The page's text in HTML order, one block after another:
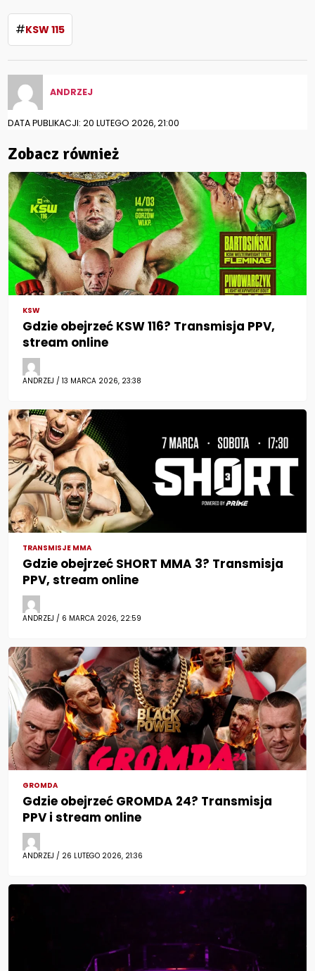
#KSW 115
ANDRZEJ
DATA PUBLIKACJI: 20 LUTEGO 2026, 21:00
Zobacz również
KSW
Gdzie obejrzeć KSW 116? Transmisja PPV,
stream online
ANDRZEJ / 13 MARCA 2026, 23:38
TRANSMISJE MMA
Gdzie obejrzeć SHORT MMA 3? Transmisja
PPV, stream online
ANDRZEJ / 6 MARCA 2026, 22:59
GROMDA
Gdzie obejrzeć GROMDA 24? Transmisja
PPV i stream online
ANDRZEJ / 26 LUTEGO 2026, 21:36